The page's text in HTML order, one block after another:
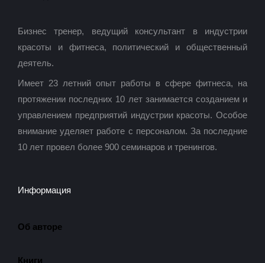
Бизнес тренер, ведущий консультант в индустрии
красоты и фитнеса, политический и общественный
деятель.
Имеет 23 летний опыт работы в сфере фитнеса, на
протяжении последних 10 лет занимается созданием и
управлением предприятий индустрии красоты. Особое
внимание уделяет работе с персоналом. За последние
10 лет провел более 900 семинаров и тренингов.
Информация
Об авторе
Книги